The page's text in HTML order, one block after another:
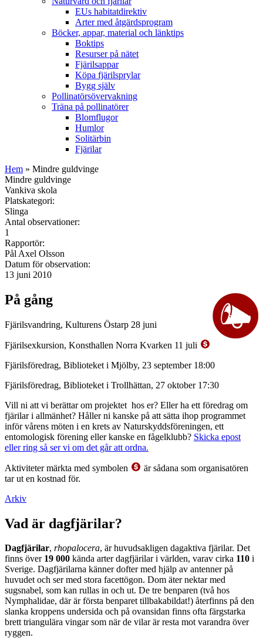
EUs habitatdirektiv
Arter med åtgärdsprogram
Böcker, appar, material och länktips
Boktips
Resurser på nätet
Fjärilsappar
Köpa fjärilsprylar
Bygg själv
Pollinatörsövervakning
Träna på pollinatörer
Blomflugor
Humlor
Solitärbin
Fjärilar
Hem » Mindre guldvinge
Mindre guldvinge
Vankiva skola
Platskategori:
Slinga
Antal observationer:
1
Rapportör:
Pål Axel Olsson
Datum för observation:
13 juni 2010
På gång
Fjärilsvandring, Kulturens Östarp 28 juni
Fjärilsexkursion, Konsthallen Norra Kvarken 11 juli
Fjärilsföredrag, Biblioteket i Mjölby, 23 september 18:00
Fjärilsföredrag, Biblioteket i Trollhättan, 27 oktober 17:30
Vill ni att vi berättar om projektet hos er? Eller ha ett föredrag om
fjärilar i allmänhet? Håller ni kanske på att sätta ihop programmet
inför vårens möten i en krets av Naturskyddsföreningen, ett
entomologisk förening eller kanske en fågelklubb? Skicka epost
eller ring så ser vi om det går att ordna.
Aktiviteter märkta med symbolen
är sådana som organisatören
tar ut en kostnad för.
Arkiv
Vad är dagfjärilar?
Dagfjärilar, rhopalocera, är huvudsakligen dagaktiva fjärilar. Det
finns över 19 000 kända arter dagfjärilar i världen, varav cirka 110 i
Sverige. Dagfjärilarna känner dofter med hjälp av antenner på
huvudet och ser med stora facettögon. Dom äter nektar med
sugsnabel, som kan rullas in och ut. De tre benparen (två hos
Nymphalidae, där är första benparet tillbakabildat!) återfinns på den
slanka kroppens undersida och på ovansidan finns ofta färgstarka
brett triangulära vingar som när de vilar är resta mot varandra över
ryggen.